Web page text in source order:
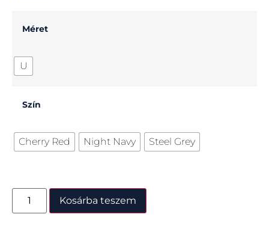
Méret
U
Szín
Cherry Red Night Navy Steel Grey
Kosárba teszem